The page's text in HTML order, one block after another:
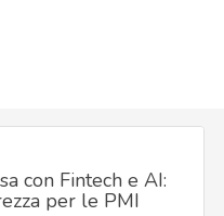
con Fintech e AI:
per le PMI